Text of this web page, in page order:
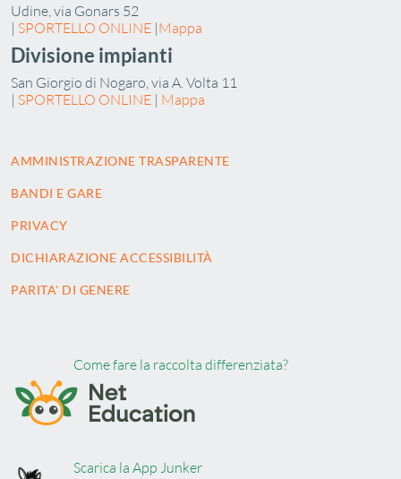
Udine, via Gonars 52
| SPORTELLO ONLINE |Mappa
Divisione impianti
San Giorgio di Nogaro, via A. Volta 11
| SPORTELLO ONLINE | Mappa
AMMINISTRAZIONE TRASPARENTE
BANDI E GARE
PRIVACY
DICHIARAZIONE ACCESSIBILITÀ
PARITA' DI GENERE
Come fare la raccolta differenziata?
Scarica la App Junker